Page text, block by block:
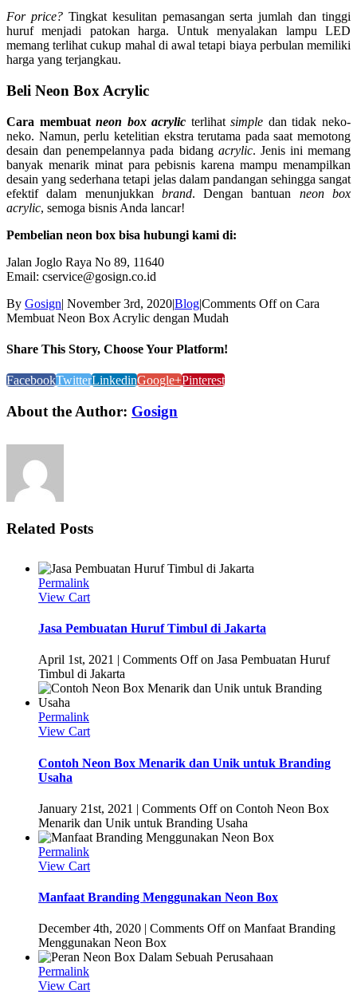
For price?Tingkat kesulitan pemasangan serta jumlah dan tinggi
huruf menjadi patokan harga. Untuk menyalakan lampu LED
memang terlihat cukup mahal di awal tetapi biaya perbulan memiliki
harga yang terjangkau.
Beli Neon Box Acrylic
Cara membuatneon box acrylic terlihatsimple dan tidak neko-
neko. Namun, perlu ketelitian ekstra terutama pada saat memotong
desain dan penempelannya pada bidang acrylic. Jenis ini memang
banyak menarik minat para pebisnis karena mampu menampilkan
desain yang sederhana tetapi jelas dalam pandangan sehingga sangat
efektif dalam menunjukkan brand. Dengan bantuan neon box
acrylic, semoga bisnis Anda lancar!
Pembelian neon box bisa hubungi kami di:
Jalan Joglo Raya No 89, 11640
Email: cservice@gosign.co.id
By Gosign| November 3rd, 2020|Blog|Comments Offon Cara
Membuat Neon Box Acrylic dengan Mudah
Share This Story, Choose Your Platform!
FacebookTwitterLinkedinGoogle+Pinterest
About the Author: Gosign
Related Posts
Permalink
View Cart
Jasa Pembuatan Huruf Timbul di Jakarta
April 1st, 2021 | Comments Offon Jasa Pembuatan Huruf
Timbul di Jakarta
Permalink
View Cart
Contoh Neon Box Menarik dan Unik untuk Branding
Usaha
January 21st, 2021 | Comments Offon Contoh Neon Box
Menarik dan Unik untuk Branding Usaha
Permalink
View Cart
Manfaat Branding Menggunakan Neon Box
December 4th, 2020 | Comments Offon Manfaat Branding
Menggunakan Neon Box
Permalink
View Cart